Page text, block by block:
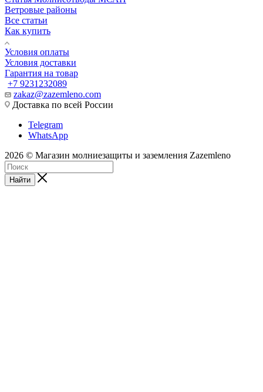
Ветровые районы
Все статьи
Как купить
Условия оплаты
Условия доставки
Гарантия на товар
+7 9231232089
zakaz@zazemleno.com
Доставка по всей России
Telegram
WhatsApp
2026 © Магазин молниезащиты и заземления Zazemleno
Найти